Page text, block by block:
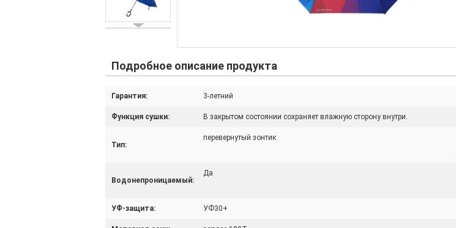
Подробное описание продукта
Гарантия: 3-летний
Функция сушки: В закрытом состоянии сохраняет влажную сторону внутри.
Тип:
перевернутый зонтик
Водонепроницаемый:
Да
УФ-защита: УФ30+